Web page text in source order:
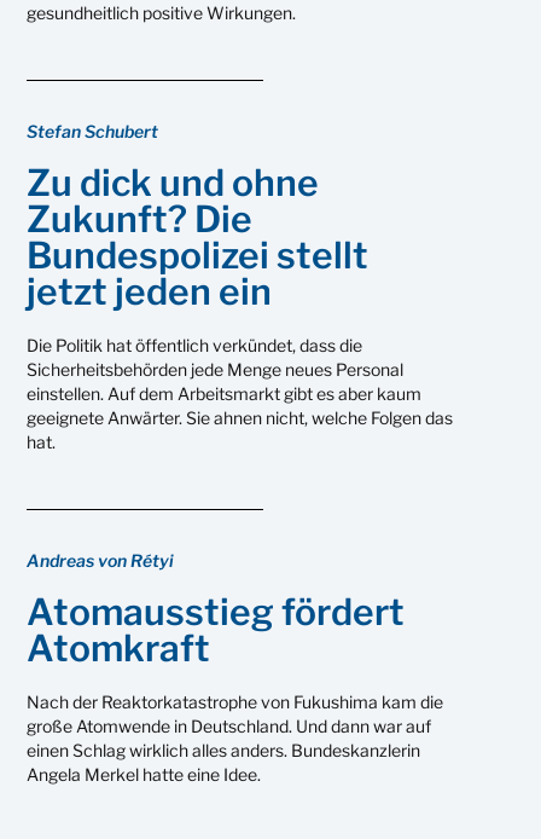
gesundheitlich positive Wirkungen.
Stefan Schubert
Zu dick und ohne
Zukunft? Die
Bundespolizei stellt
jetzt jeden ein
Die Politik hat öffentlich verkündet, dass die
Sicherheitsbehörden jede Menge neues Personal
einstellen. Auf dem Arbeitsmarkt gibt es aber kaum
geeignete Anwärter. Sie ahnen nicht, welche Folgen das
hat.
Andreas von Rétyi
Atomausstieg fördert
Atomkraft
Nach der Reaktorkatastrophe von Fukushima kam die
große Atomwende in Deutschland. Und dann war auf
einen Schlag wirklich alles anders. Bundeskanzlerin
Angela Merkel hatte eine Idee.